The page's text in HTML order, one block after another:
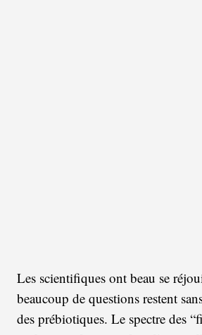
Les scientifiques ont beau se
beaucoup de questions restent
des prébiotiques. Le spectre des